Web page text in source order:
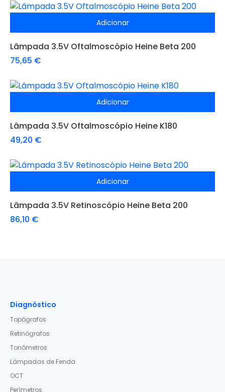
Adicionar
Lâmpada 3.5V Oftalmoscópio Heine Beta 200
75,65 €
Adicionar
Lâmpada 3.5V Oftalmoscópio Heine K180
49,20 €
Adicionar
Lâmpada 3.5V Retinoscópio Heine Beta 200
86,10 €
Diagnóstico
Topógrafos
Retinógrafos
Tonómetros
Lâmpadas de Fenda
OCT
Perímetros